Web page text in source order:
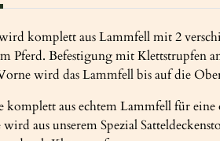
komplett aus Lammfell mit 2
Pferd. Befestigung mit Klettstrupfen
wird das Lammfell bis auf die
komplett aus echtem Lammfell für
aus unserem Spezial